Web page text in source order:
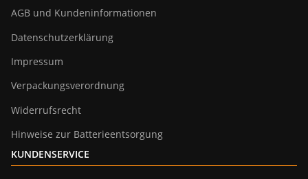
AGB und Kundeninformationen
Datenschutzerklärung
Impressum
Verpackungsverordnung
Widerrufsrecht
Hinweise zur Batterieentsorgung
KUNDENSERVICE